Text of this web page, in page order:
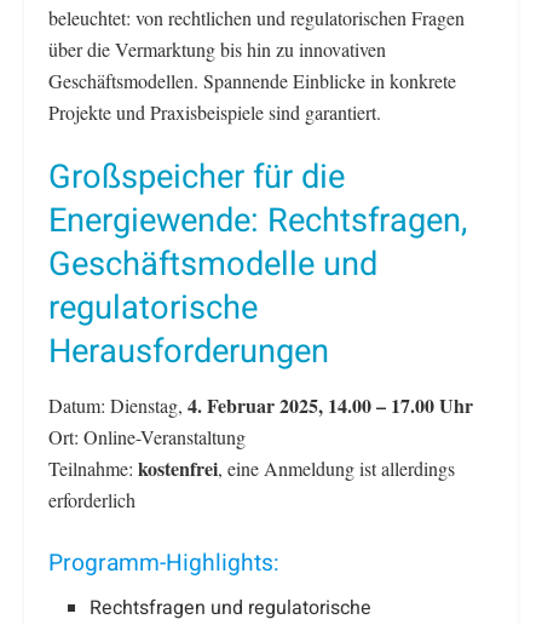
beleuchtet: von rechtlichen und regulatorischen Fragen
über die Vermarktung bis hin zu innovativen
Geschäftsmodellen. Spannende Einblicke in konkrete
Projekte und Praxisbeispiele sind garantiert.
Großspeicher für die
Energiewende: Rechtsfragen,
Geschäftsmodelle und
regulatorische
Herausforderungen
Datum: Dienstag, 4. Februar 2025, 14.00 – 17.00 Uhr
Ort: Online-Veranstaltung
Teilnahme: kostenfrei, eine Anmeldung ist allerdings
erforderlich
Programm-Highlights:
Rechtsfragen und regulatorische